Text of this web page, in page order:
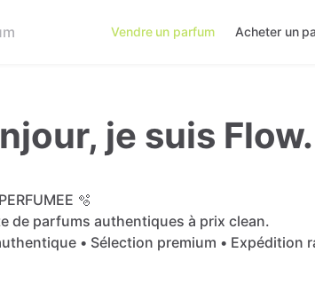
Vendre un parfum Acheter un
je suis Flow.
🫧
de parfums authentiques à prix clean.
• Sélection premium • Expédition